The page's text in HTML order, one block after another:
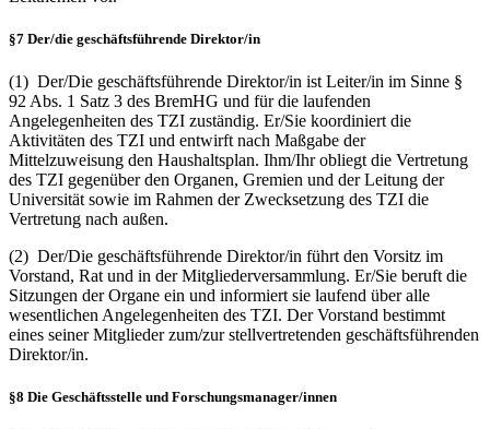
§7 Der/die geschäftsführende Direktor/in
(1) Der/Die geschäftsführende Direktor/in ist Leiter/in im Sinne §
92 Abs. 1 Satz 3 des BremHG und für die laufenden
Angelegenheiten des TZI zuständig. Er/Sie koordiniert die
Aktivitäten des TZI und entwirft nach Maßgabe der
Mittelzuweisung den Haushaltsplan. Ihm/Ihr obliegt die Vertretung
des TZI gegenüber den Organen, Gremien und der Leitung der
Universität sowie im Rahmen der Zwecksetzung des TZI die
Vertretung nach außen.
(2) Der/Die geschäftsführende Direktor/in führt den Vorsitz im
Vorstand, Rat und in der Mitgliederversammlung. Er/Sie beruft die
Sitzungen der Organe ein und informiert sie laufend über alle
wesentlichen Angelegenheiten des TZI. Der Vorstand bestimmt
eines seiner Mitglieder zum/zur stellvertretenden geschäftsführenden
Direktor/in.
§8 Die Geschäftsstelle und Forschungsmanager/innen